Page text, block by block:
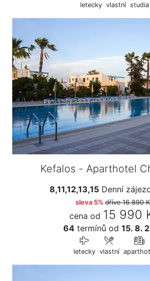
letecky vlastní studia
Kefalos - Aparthotel
8,11,12,13,15 Denní
sleva 5% dříve16 890
cena od 15 990
64termínů od 15. 8.
letecky vlastní